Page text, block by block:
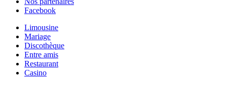
Facebook
Limousine
Mariage
Discothèque
Entre amis
Restaurant
Casino